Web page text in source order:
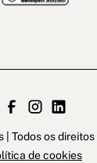
Todos os
de cookies